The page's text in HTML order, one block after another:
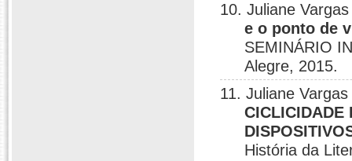
10. Juliane
e o ponto de
SEMINÁRIO
Alegre, 2015.
11. Juliane
CICLICIDADE
História da